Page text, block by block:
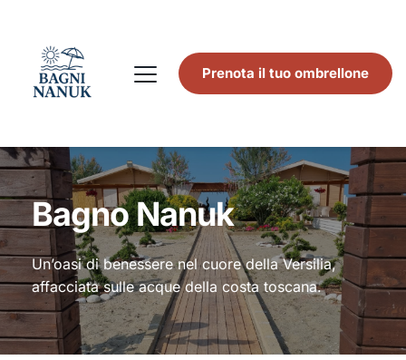
Prenota il tuo ombrellone
Bagno Nanuk
Un’oasi di benessere nel cuore della Versilia,
affacciata sulle acque della costa toscana.